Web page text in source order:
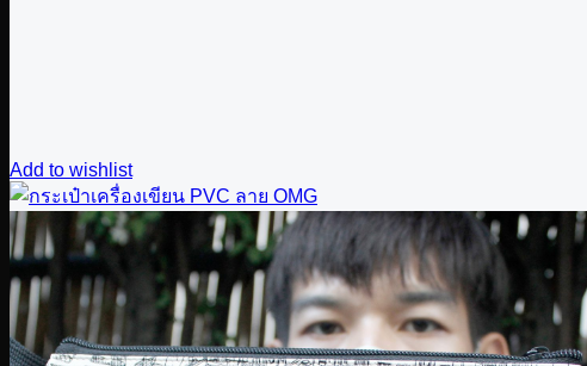
Add to wishlist